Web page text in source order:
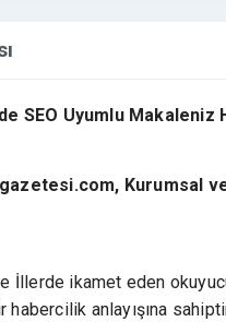
SEO Uyumlu Makaleniz
Kurumsal
İllerde ikamet eden
habercilik anlayışına